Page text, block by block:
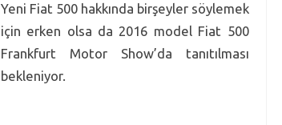
Yeni Fiat 500 hakkında birşeyler söylemek
için erken olsa da 2016 model Fiat 500
Frankfurt Motor Show’da tanıtılması
bekleniyor.